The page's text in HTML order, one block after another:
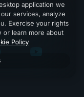
application we
services, analyze
Exercise your rights
or learn more about
Policy